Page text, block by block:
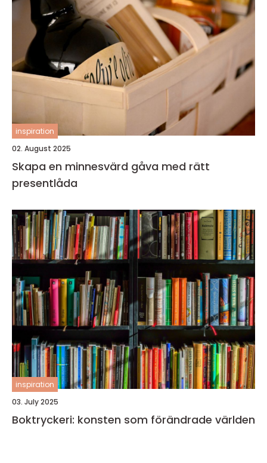
inspiration
02. August 2025
Skapa en minnesvärd gåva med rätt
presentlåda
inspiration
03. July 2025
Boktryckeri: konsten som förändrade världen